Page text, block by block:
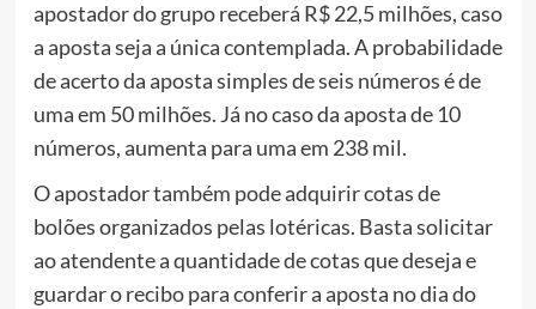
apostador do grupo receberá R$ 22,5 milhões, caso
a aposta seja a única contemplada. A probabilidade
de acerto da aposta simples de seis números é de
uma em 50 milhões. Já no caso da aposta de 10
números, aumenta para uma em 238 mil.
O apostador também pode adquirir cotas de
bolões organizados pelas lotéricas. Basta solicitar
ao atendente a quantidade de cotas que deseja e
guardar o recibo para conferir a aposta no dia do